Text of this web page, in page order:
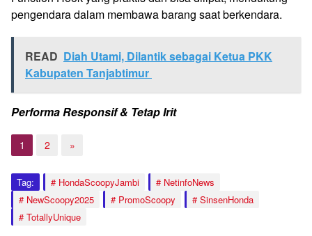
pengendara dalam membawa barang saat berkendara.
READ Diah Utami, Dilantik sebagai Ketua PKK
Kabupaten Tanjabtimur
Performa Responsif & Tetap Irit
1 2 »
Tag: HondaScoopyJambi
NetinfoNews
NewScoopy2025
PromoScoopy
SinsenHonda
TotallyUnique